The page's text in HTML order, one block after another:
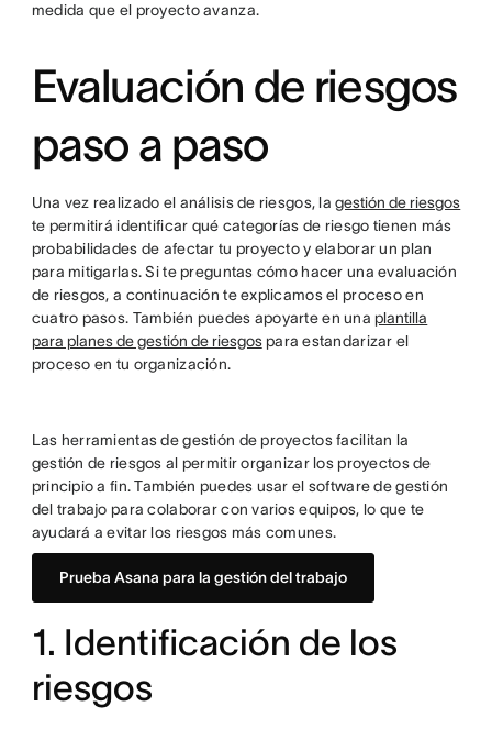
medida que el proyecto avanza.
Evaluación de riesgos
paso a paso
Una vez realizado el análisis de riesgos, lagestión de riesgos
te permitirá identificar qué categorías de riesgo tienen más
probabilidades de afectar tu proyecto y elaborar un plan
para mitigarlas. Si te preguntas cómo hacer una evaluación
de riesgos, a continuación te explicamos el proceso en
cuatro pasos. También puedes apoyarte en una plantilla
para planes de gestión de riesgospara estandarizar el
proceso en tu organización.
Las herramientas de gestión de proyectos facilitan la
gestión de riesgos al permitir organizar los proyectos de
principio a fin. También puedes usar el software de gestión
del trabajo para colaborar con varios equipos, lo que te
ayudará a evitar los riesgos más comunes.
Prueba Asana para la gestión del trabajo
1. Identificación de los
riesgos